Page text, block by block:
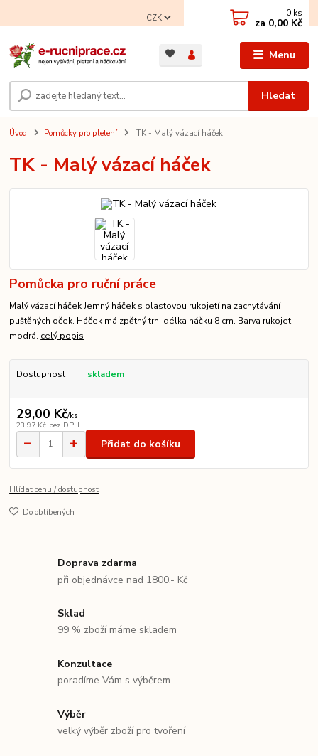
Menu
CZK
Hledat
0 ks
za 0,00 Kč
Úvod Pomůcky pro pletení TK - Malý vázací háček
TK - Malý vázací háček
Pomůcka pro ruční práce
Malý vázací háček Jemný háček s plastovou rukojetí na zachytávání
puštěných oček. Háček má zpětný trn, délka háčku 8 cm. Barva rukojeti
modrá. celý popis
Dostupnost skladem
29,00 Kč/ks
23,97 Kč bez DPH
Přidat do košíku
Hlídat cenu / dostupnost
Do oblíbených
Doprava zdarma
při objednávce nad 1800,- Kč
Sklad
99 % zboží máme skladem
Konzultace
poradíme Vám s výběrem
Výběr
velký výběr zboží pro tvoření